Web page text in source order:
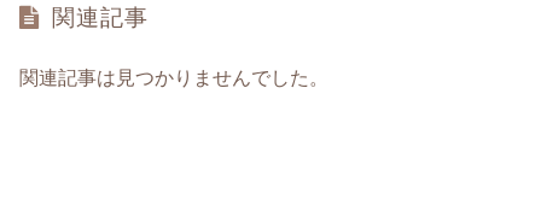
関連記事
関連記事は見つかりませんでした。